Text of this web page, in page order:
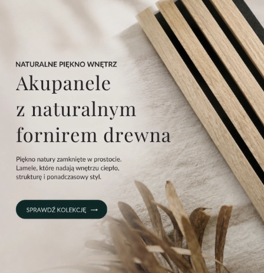
Wybierz coś dla siebie z naszej aktualnej oferty lub
zaloguj się, aby przywrócić dodane produkty do listy
z poprzedniej sesji.